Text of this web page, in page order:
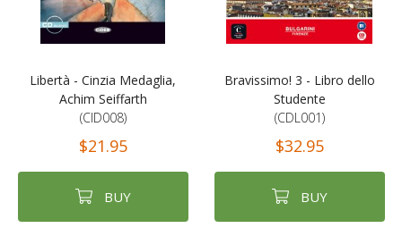
Libertà - Cinzia Medaglia,
Achim Seiffarth
(CID008)
$21.95
BUY
Bravissimo! 3 - Libro dello
Studente
(CDL001)
$32.95
BUY